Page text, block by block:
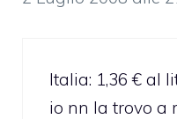
Italia: 1,36 € al
io nn la trovo a